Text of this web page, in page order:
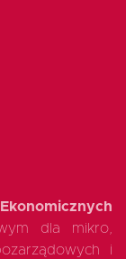
dla mikro,
i